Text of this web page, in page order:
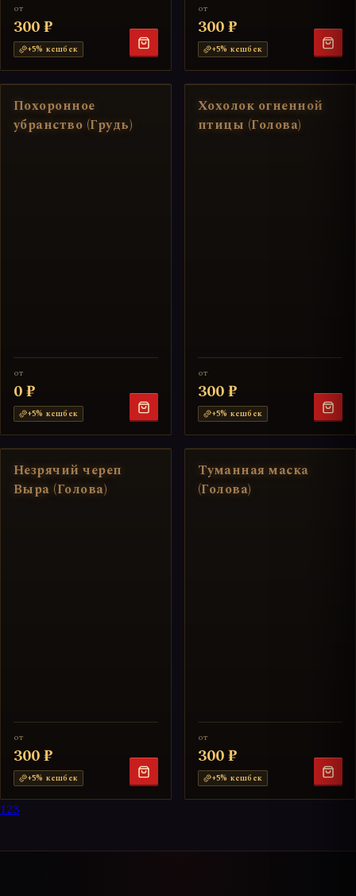
от
300 ₽
+5% кешбек
от
300 ₽
+5% кешбек
Похоронное
убранство (Грудь)
от
0 ₽
+5% кешбек
Хохолок огненной
птицы (Голова)
от
300 ₽
+5% кешбек
Незрячий череп
Выра (Голова)
от
300 ₽
+5% кешбек
Туманная маска
(Голова)
от
300 ₽
+5% кешбек
123